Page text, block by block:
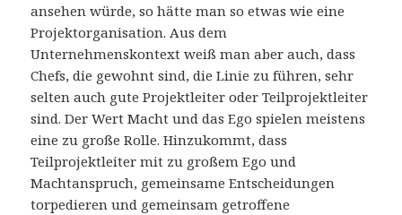
ansehen würde, so hätte man so etwas wie eine
Projektorganisation. Aus dem
Unternehmenskontext weiß man aber auch, dass
Chefs, die gewohnt sind, die Linie zu führen, sehr
selten auch gute Projektleiter oder Teilprojektleiter
sind. Der Wert Macht und das Ego spielen meistens
eine zu große Rolle. Hinzukommt, dass
Teilprojektleiter mit zu großem Ego und
Machtanspruch, gemeinsame Entscheidungen
torpedieren und gemeinsam getroffene